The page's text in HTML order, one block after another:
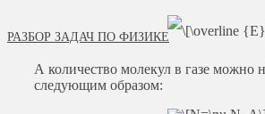
РАЗБОР ЗАДАЧ ПО ФИЗИКЕ
А количество молекул в газе можно
следующим образом: